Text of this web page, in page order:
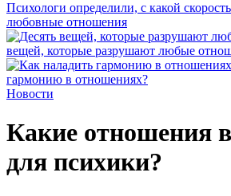
Психологи определили, с какой
любовные отношения
вещей, которые разрушают любые
гармонию в отношениях?
Новости
Какие отношения
для психики?